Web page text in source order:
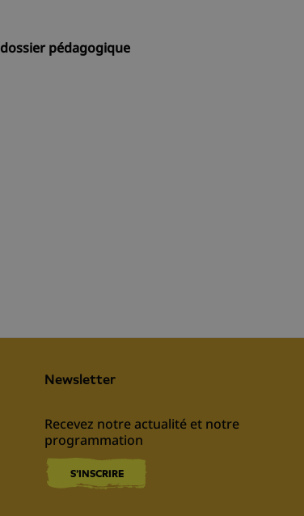
dossier pédagogique
Newsletter
Recevez notre actualité et notre
programmation
S'INSCRIRE